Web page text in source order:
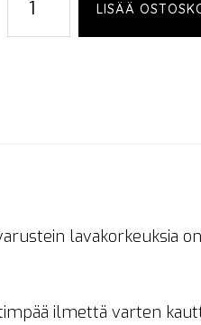
8x6
m
LISÄÄ
lavakorkeuksia
ilmettä varten